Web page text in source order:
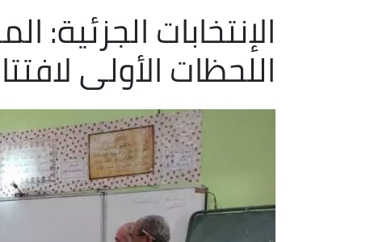
الإنتخابات
اللحظات الأولى